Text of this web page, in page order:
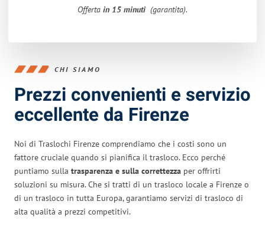
Offerta in 15 minuti (garantita).
CHI SIAMO
Prezzi convenienti e servizio
eccellente da Firenze
Noi di Traslochi Firenze comprendiamo che i costi sono un
fattore cruciale quando si pianifica il trasloco. Ecco perché
puntiamo sulla trasparenza e sulla correttezza per offrirti
soluzioni su misura. Che si tratti di un trasloco locale a Firenze o
di un trasloco in tutta Europa, garantiamo servizi di trasloco di
alta qualità a prezzi competitivi.